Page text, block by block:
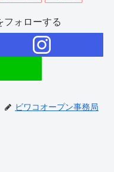
フォローする
ビワコオープン事務局